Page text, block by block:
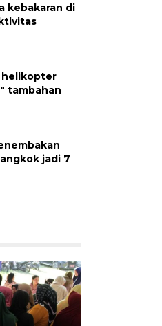
kebakaran di
helikopter
tambahan
jadi 7